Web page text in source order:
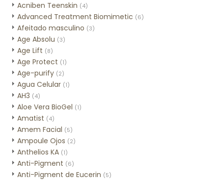
Acniben Teenskin (4)
Advanced Treatment Biomimetic (6)
Afeitado masculino (3)
Age Absolu (3)
Age Lift (8)
Age Protect (1)
Age-purify (2)
Agua Celular (1)
AH3 (4)
Aloe Vera BioGel (1)
Amatist (4)
Amem Facial (5)
Ampoule Ojos (2)
Anthelios KA (1)
Anti-Pigment (6)
Anti-Pigment de Eucerin (5)